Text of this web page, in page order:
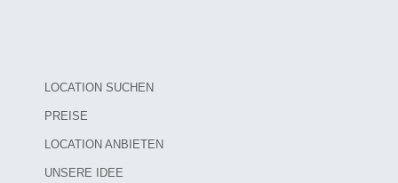
LOCATION SUCHEN
PREISE
LOCATION ANBIETEN
UNSERE IDEE